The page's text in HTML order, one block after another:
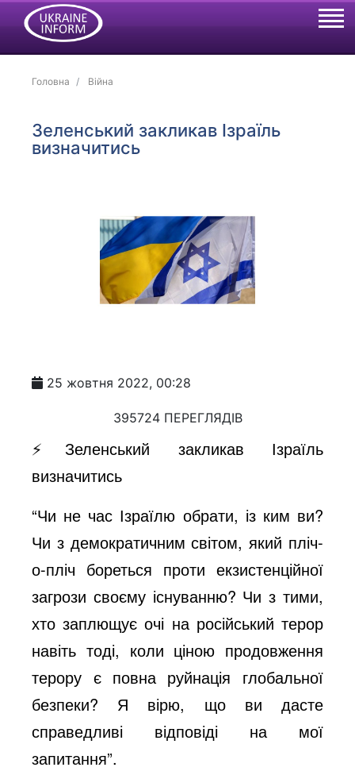
Головна Війна
Зеленський закликав Ізраїль
визначитись
25 жовтня 2022, 00:28
395724 ПЕРЕГЛЯДІВ
⚡️Зеленський закликав Ізраїль
визначитись
“Чи не час Ізраїлю обрати, із ким ви?
Чи з демократичним світом, який пліч-
о-пліч бореться проти екзистенційної
загрози своєму існуванню? Чи з тими,
хто заплющує очі на російський терор
навіть тоді, коли ціною продовження
терору є повна руйнація глобальної
безпеки? Я вірю, що ви дасте
справедливі відповіді на мої
запитання”.